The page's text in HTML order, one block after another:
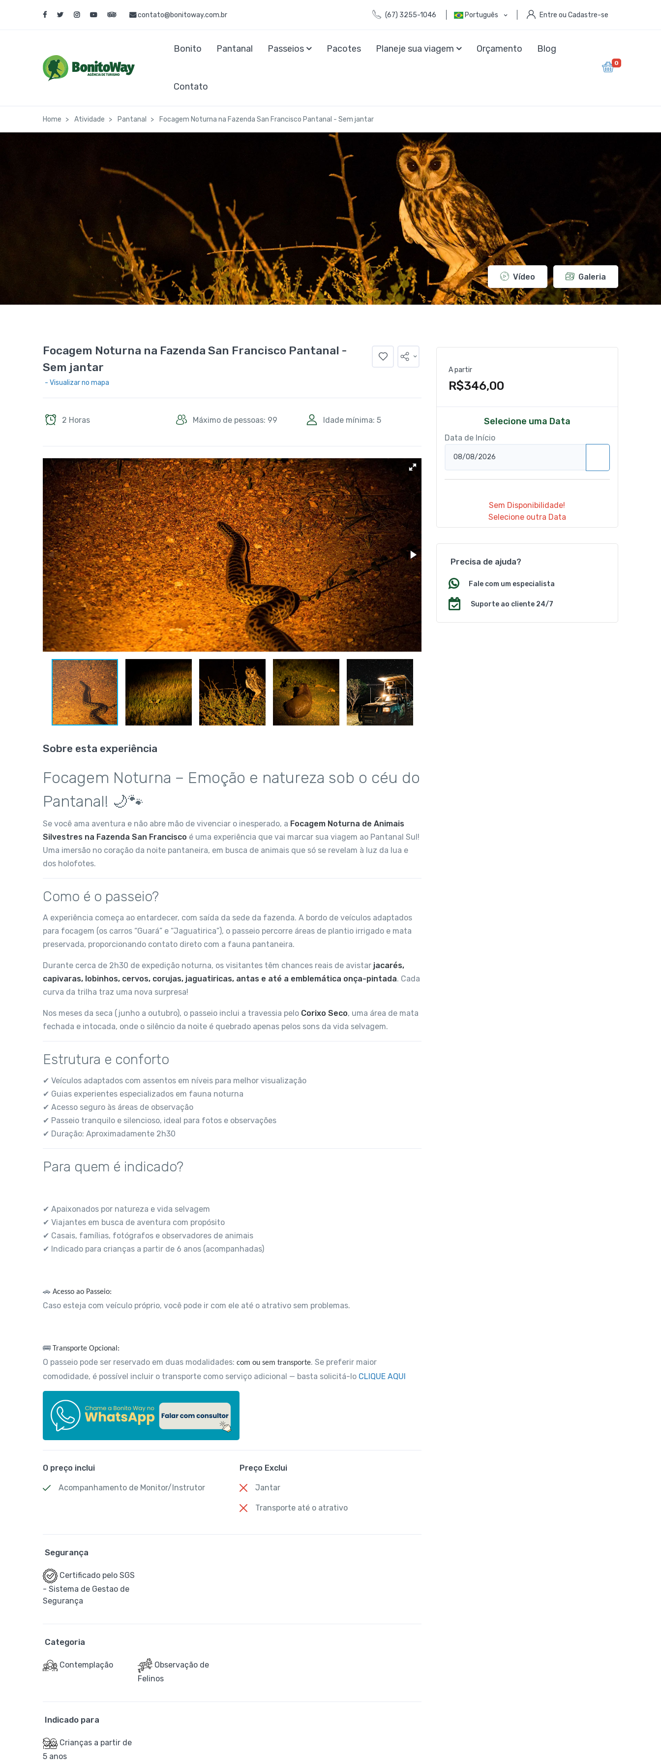
contato@bonitoway.com.br (67) 3255-1046 Português Entre ou Cadastre-se
Bonito Pantanal Passeios Pacotes Planeje sua viagem Orçamento Blog
Contato
0
Home Atividade Pantanal Focagem Noturna na Fazenda San Francisco Pantanal - Sem jantar
Vídeo Galeria
Focagem Noturna na Fazenda San Francisco Pantanal -
Sem jantar
- Visualizar no mapa
2 Horas Máximo de pessoas: 99 Idade mínima: 5
Sobre esta experiência
Focagem Noturna – Emoção e natureza sob o céu do
Pantanal! 🌙🐾
Se você ama aventura e não abre mão de vivenciar o inesperado, a Focagem Noturna de Animais
Silvestres na Fazenda San Francisco é uma experiência que vai marcar sua viagem ao Pantanal Sul!
Uma imersão no coração da noite pantaneira, em busca de animais que só se revelam à luz da lua e
dos holofotes.
Como é o passeio?
A experiência começa ao entardecer, com saída da sede da fazenda. A bordo de veículos adaptados
para focagem (os carros “Guará” e “Jaguatirica”), o passeio percorre áreas de plantio irrigado e mata
preservada, proporcionando contato direto com a fauna pantaneira.
Durante cerca de 2h30 de expedição noturna, os visitantes têm chances reais de avistar jacarés,
capivaras, lobinhos, cervos, corujas, jaguatiricas, antas e até a emblemática onça-pintada. Cada
curva da trilha traz uma nova surpresa!
Nos meses da seca (junho a outubro), o passeio inclui a travessia pelo Corixo Seco, uma área de mata
fechada e intocada, onde o silêncio da noite é quebrado apenas pelos sons da vida selvagem.
Estrutura e conforto
✔ Veículos adaptados com assentos em níveis para melhor visualização
✔ Guias experientes especializados em fauna noturna
✔ Acesso seguro às áreas de observação
✔ Passeio tranquilo e silencioso, ideal para fotos e observações
✔ Duração: Aproximadamente 2h30
Para quem é indicado?
✔ Apaixonados por natureza e vida selvagem
✔ Viajantes em busca de aventura com propósito
✔ Casais, famílias, fotógrafos e observadores de animais
✔ Indicado para crianças a partir de 6 anos (acompanhadas)
🚗 Acesso ao Passeio:
Caso esteja com veículo próprio, você pode ir com ele até o atrativo sem problemas.
🚌 Transporte Opcional:
O passeio pode ser reservado em duas modalidades: com ou sem transporte. Se preferir maior
comodidade, é possível incluir o transporte como serviço adicional — basta solicitá-lo CLIQUE AQUI
O preço inclui
Acompanhamento de Monitor/Instrutor
Preço Exclui
Jantar
Transporte até o atrativo
Segurança
Certificado pelo SGS
- Sistema de Gestao de
Segurança
Categoria
Contemplação
Observação de
Felinos
Indicado para
Crianças a partir de
5 anos
A partir
R$346,00
Selecione uma Data
Data de Início
Sem Disponibilidade!
Selecione outra Data
Precisa de ajuda?
Fale com um especialista
Suporte ao cliente 24/7